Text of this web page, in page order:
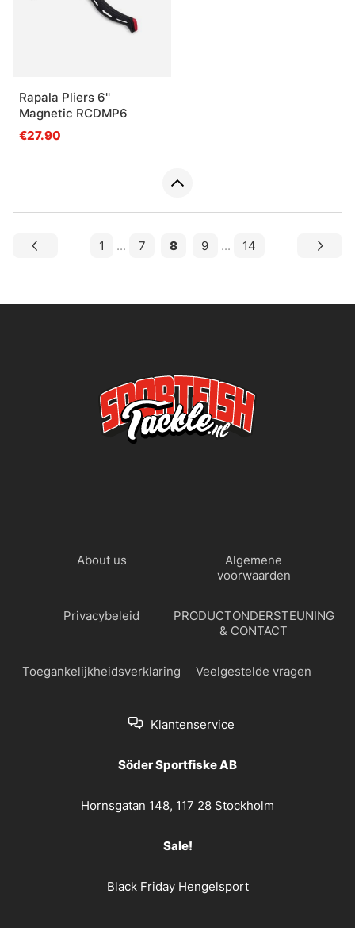
Rapala Pliers 6''
Magnetic RCDMP6
€27.90
1 ... 7 8 9 ... 14
About us
Algemene
voorwaarden
Privacybeleid
PRODUCTONDERSTEUNING
& CONTACT
Toegankelijkheidsverklaring Veelgestelde vragen
Klantenservice
Söder Sportfiske AB
Hornsgatan 148, 117 28 Stockholm
Sale!
Black Friday Hengelsport